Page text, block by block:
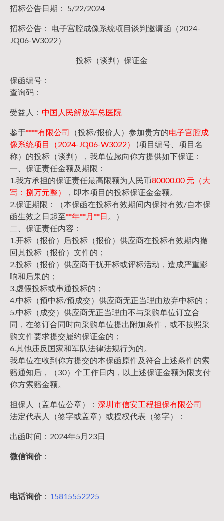
招标公告日期： 5/22/2024
招标公告： 电子宫腔成像系统项目谈判邀请函（2024-
JQ06-W3022）
投标（谈判）保证金
保函编号：
查询码：
受益人： 中国人民解放军总医院
鉴于****有限公司 （投标/报价人）参加贵方的电子宫腔成
像系统项目（2024-JQ06-W3022）
(项目编号、项目名
称）的投标（谈判），我单位愿向你方提供如下保证：
一、保证责任金额及期限：
1.我方承担的保证责任最高限额为人民币80000.00 元（大
写：捌万元整）
，即本项目的投标保证金金额。
2.保证期限：（本保函在投标有效期间内保持有效/自本保
函生效之日起至**年**月**日 。）
二、保证责任内容：
1.开标（报价）后投标（报价）供应商在投标有效期内撤
回其投标（报价）文件的；
2.投标（报价）供应商干扰开标或评标活动，造成严重影
响和后果的；
3.虚假投标或串通投标的；
4.中标（预中标/预成交）供应商无正当理由放弃中标的；
5.中标（成交）供应商无正当理由不与采购单位订立合
同，在签订合同时向采购单位提出附加条件，或不按照采
购文件要求提交履约保证金的；
6.其他违反国家和军队法律法规行为的。
我单位在收到你方提交的本保函原件及符合上述条件的索
赔通知后，（30）个工作日内，以上述保证金额为限支付
你方索赔金额。
担保人（盖单位公章）： 深圳市信安工程担保有限公司
法定代表人（签字或盖章）或授权代表（签字）：
出函时间：2024年5月23日
微信询价：
电话询价： 15815552225